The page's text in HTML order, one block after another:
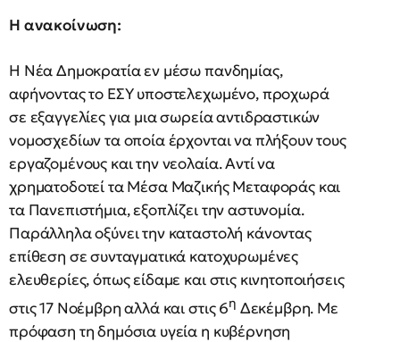
Η ανακοίνωση:
Η Νέα Δημοκρατία εν μέσω πανδημίας,
αφήνοντας το ΕΣΥ υποστελεχωμένο, προχωρά
σε εξαγγελίες για μια σωρεία αντιδραστικών
νομοσχεδίων τα οποία έρχονται να πλήξουν τους
εργαζομένους και την νεολαία. Αντί να
χρηματοδοτεί τα Μέσα Μαζικής Μεταφοράς και
τα Πανεπιστήμια, εξοπλίζει την αστυνομία.
Παράλληλα οξύνει την καταστολή κάνοντας
επίθεση σε συνταγματικά κατοχυρωμένες
ελευθερίες, όπως είδαμε και στις κινητοποιήσεις
στις 17 Νοέμβρη αλλά και στις 6η Δεκέμβρη. Με
πρόφαση τη δημόσια υγεία η κυβέρνηση